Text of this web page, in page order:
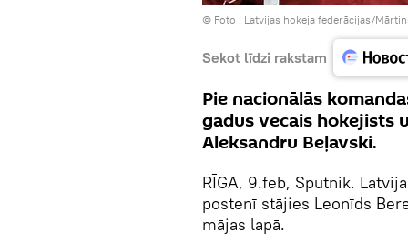
© Foto : Latvijas hokeja federācijas/
Sekot līdzi rakstam
Pie nacionālās
gadus vecais hokejists
Aleksandru Beļavski.
RĪGA, 9.feb, Sputnik.
postenī stājies Leonīds
mājas lapā.